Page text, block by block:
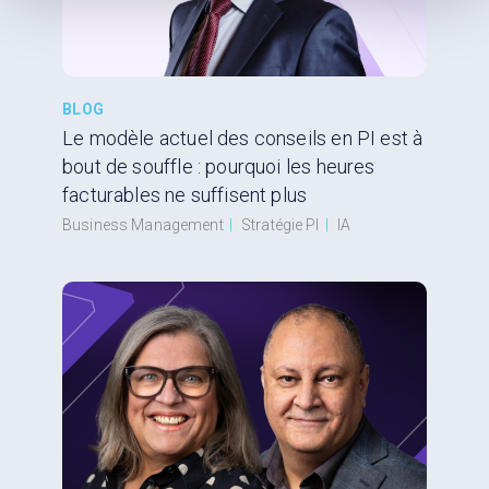
BLOG
Le modèle actuel des conseils en PI est à
bout de souffle : pourquoi les heures
facturables ne suffisent plus
Business Management Stratégie PI IA